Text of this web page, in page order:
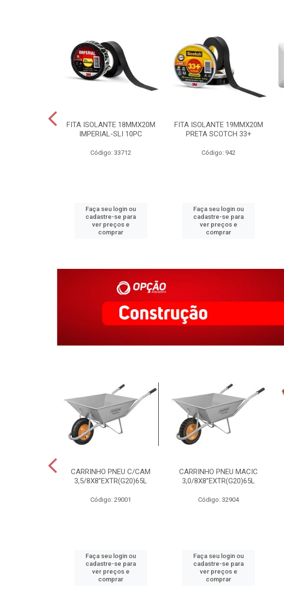
FITA ISOLANTE 18MMX20M
IMPERIAL-SLI 10PC
Código: 33712
Faça seu login ou
cadastre-se para
ver preços e
comprar
FITA ISOLANTE 19MMX20M
PRETA SCOTCH 33+
Código: 942
Faça seu login ou
cadastre-se para
ver preços e
comprar
CARRINHO PNEU C/CAM
3,5/8X8”EXTR(G20)65L
Código: 29001
Faça seu login ou
cadastre-se para
ver preços e
comprar
CARRINHO PNEU MACIC
3,0/8X8”EXTR(G20)65L
Código: 32904
Faça seu login ou
cadastre-se para
ver preços e
comprar